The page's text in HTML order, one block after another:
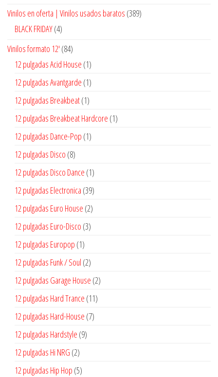
Vinilos en oferta | Vinilos usados baratos 389389
BLACK FRIDAY 44
Vinilos formato 12' 8484
productos
12 pulgadas Acid House 11
producto
12 pulgadas Avantgarde 11
12 pulgadas Breakbeat 11
producto
12 pulgadas Breakbeat Hardcore 11
12 pulgadas Dance-Pop 11
12 pulgadas Disco 88
productos
12 pulgadas Disco Dance 11
producto
12 pulgadas Electronica 3939
productos
12 pulgadas Euro House 22
12 pulgadas Euro-Disco 33
12 pulgadas Europop 11
producto
12 pulgadas Funk / Soul 22
productos
12 pulgadas Garage House 22
12 pulgadas Hard Trance 1111
12 pulgadas Hard-House 77
12 pulgadas Hardstyle 99
12 pulgadas Hi NRG 22
productos
12 pulgadas Hip Hop 55